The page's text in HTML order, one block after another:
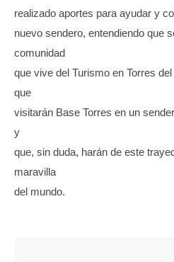
realizado aportes para ayudar y
nuevo sendero, entendiendo que
comunidad
que vive del Turismo en Torres
que
visitarán Base Torres en un
y
que, sin duda, harán de este
maravilla
del mundo.